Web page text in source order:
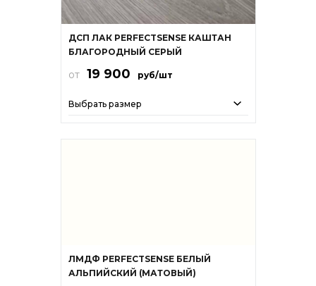
ДСП ЛАК PERFECTSENSE КАШТАН
БЛАГОРОДНЫЙ СЕРЫЙ
от 19 900 руб/шт
Выбрать размер
ЛМДФ PERFECTSENSE БЕЛЫЙ
АЛЬПИЙСКИЙ (МАТОВЫЙ)